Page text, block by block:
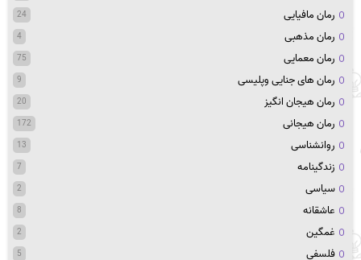
رمان مافیایی 24
رمان مذهبی 4
رمان معمایی 75
رمان های جنایی وپلیسی 9
رمان هیجان انگیز 20
رمان هیجانی 172
روانشناسی 13
زندگینامه 7
سیاسی 2
عاشقانه 8
غمگین 2
فلسفی 5